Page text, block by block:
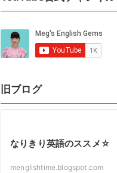
旧ブログ
なりきり英語のススメ☆
menglishtime.blogspot.com